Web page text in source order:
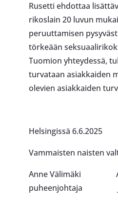
Rusetti ehdottaa
rikoslain 20 luvun
peruuttamisen
törkeään
Tuomion yhteydessä,
turvataan asiakkaiden
olevien asiakkaiden
Helsingissä 6.6.2025
Vammaisten naisten
Anne Välimäki
puheenjohtaja